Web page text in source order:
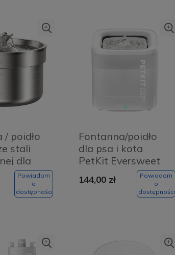
/ poidło
stali
dla
2LPowiadom
o
dostępności
Fontanna/poidło
dla psa i kota
PetKit Eversweet
144,00 zł
Powiadom
o
dostępności